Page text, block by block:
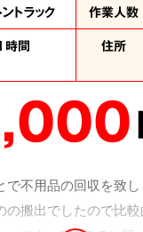
トラック 作業人数
時間 住所
で不用品の回収を致
の搬出でしたので比